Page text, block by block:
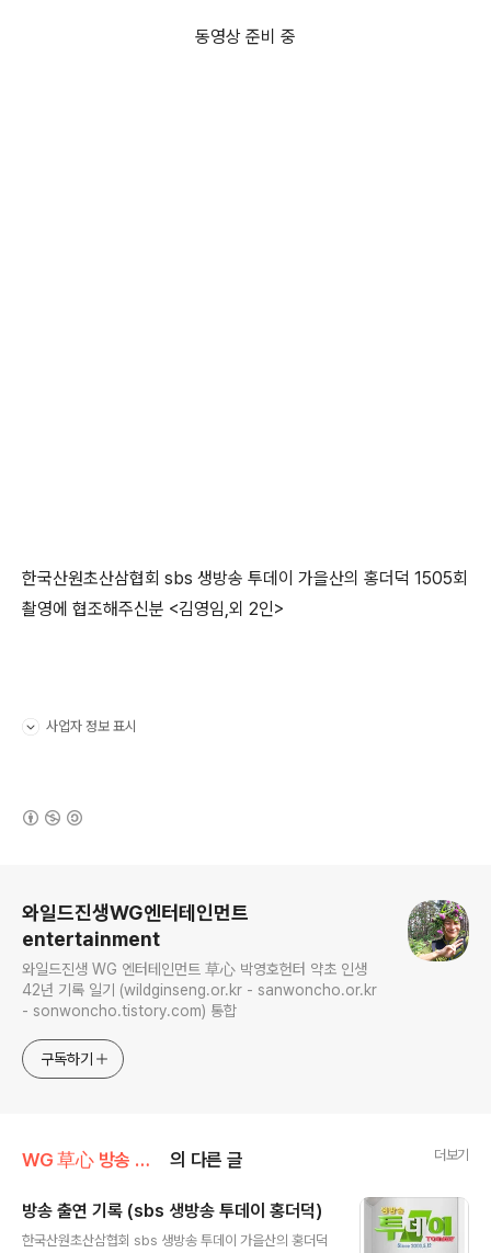
동영상 준비 중
한국산원초산삼협회 sbs 생방송 투데이 가을산의 홍더덕 1505회
촬영에 협조해주신분 <김영임,외 2인>
사업자 정보 표시
와일드진생WG엔터테인먼트
entertainment
와일드진생 WG 엔터테인먼트 草心 박영호헌터 약초 인생
42년 기록 일기 (wildginseng.or.kr - sanwoncho.or.kr
- sonwoncho.tistory.com) 통합
구독하기
WG 草心 방송 출연 기록 정보 의 다른 글 더보기
방송 출연 기록 (sbs 생방송 투데이 홍더덕)
한국산원초산삼협회 sbs 생방송 투데이 가을산의 홍더덕